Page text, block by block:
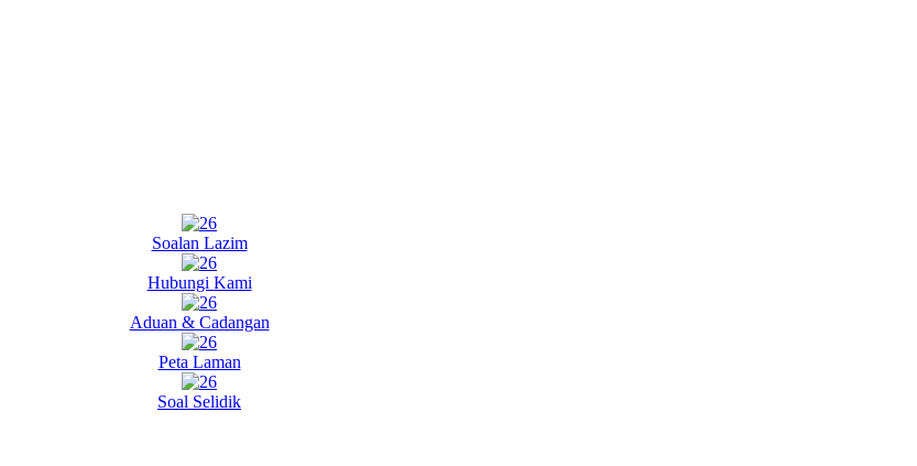
Soalan Lazim
Hubungi Kami
Aduan & Cadangan
Peta Laman
Soal Selidik